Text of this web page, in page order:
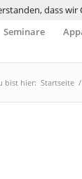
Seminare
bist hier: Startseite /
dass wir